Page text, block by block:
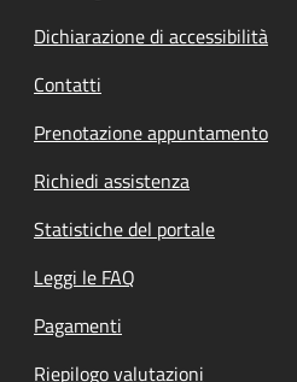
Dichiarazione di accessibilità
Contatti
Prenotazione appuntamento
Richiedi assistenza
Statistiche del portale
Leggi le FAQ
Pagamenti
Riepilogo valutazioni